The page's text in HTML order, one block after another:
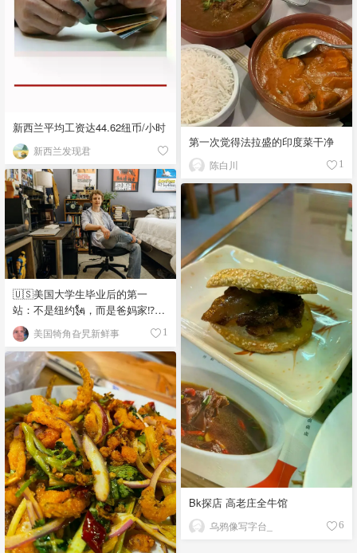
新西兰平均工资达44.62纽币/小时
新西兰发现君
第一次觉得法拉盛的印度菜干净
陈白川 1
🇺🇸美国大学生毕业后的第一
站：不是纽约🗽，而是爸妈家⁉️😂
🏠
美国犄角旮旯新鲜事 1
Bk探店 高老庄全牛馆
乌鸦像写字台_ 6